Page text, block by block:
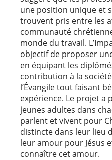
une position unique et
trouvent pris entre les
communauté
monde du travail.
objectif de proposer
en équipant les
contribution à la
l’Évangile tout faisant
expérience. Le projet a
jeunes adultes dans
parlent et vivent pour
distincte dans leur lieu
leur amour pour Jésus
connaître cet amour.